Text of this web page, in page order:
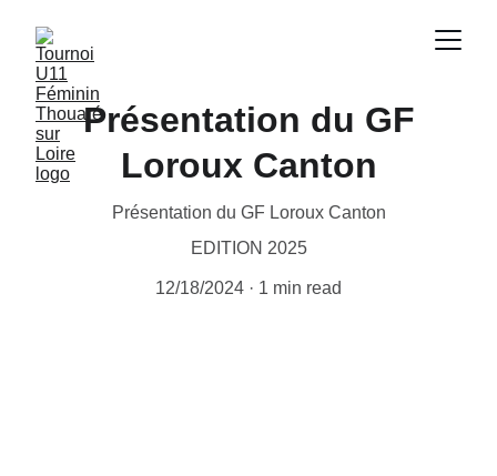
Présentation du GF
Loroux Canton
Présentation du GF Loroux Canton
EDITION 2025
12/18/2024 1 min read